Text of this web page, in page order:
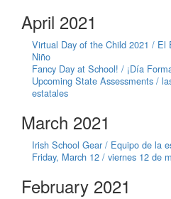
April 2021
Virtual Day of the Child 2021 / El
Niño
Fancy Day at School! / ¡Día
Upcoming State Assessments /
estatales
March 2021
Irish School Gear / Equipo de la
Friday, March 12 / viernes 12 de
February 2021